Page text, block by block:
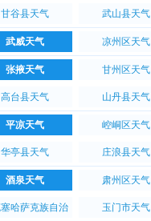
甘谷县天气 武山县天气
武威天气 凉州区天气
张掖天气 甘州区天气
高台县天气 山丹县天气
平凉天气 崆峒区天气
华亭县天气 庄浪县天气
酒泉天气 肃州区天气
哈萨克族自治
玉门市天气